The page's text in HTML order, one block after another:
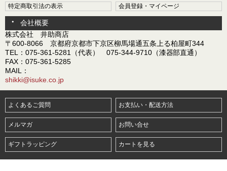
特定商取引法の表示
会員登録・マイページ
会社概要
株式会社 井助商店
〒600-8066 京都府京都市下京区柳馬場通五条上る柏屋町344
TEL：075-361-5281（代表） 075-344-9710（漆器部直通）
FAX：075-361-5285
MAIL：
shikki@isuke.co.jp
よくあるご質問 お支払い・配送方法
メルマガ お問い合せ
ギフトラッピング カートを見る